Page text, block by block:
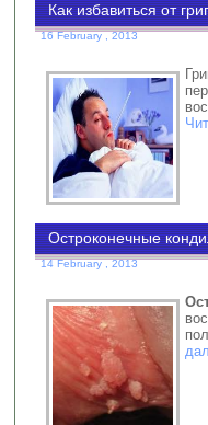
Как избавиться от
16 February , 2013
Остроконечные
14 February , 2013